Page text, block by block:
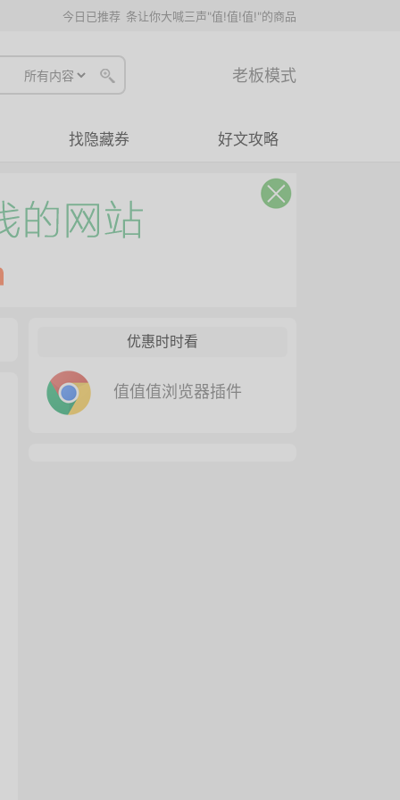
今日已推荐 条让你大喊三声"值!值!值!"的商品
老板模式
找隐藏券 好文攻略
优惠时时看
值值值浏览器插件